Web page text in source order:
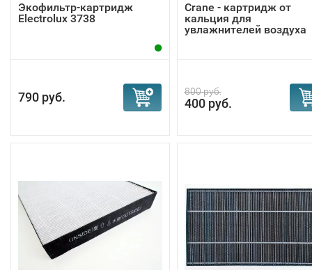
Экофильтр-картридж
Electrolux 3738
790 руб.
Crane - картридж от
кальция для
увлажнителей воздуха
800 руб.
400 руб.